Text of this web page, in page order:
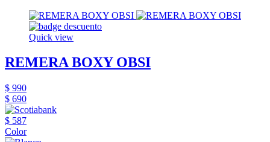
Quick view
REMERA BOXY OBSI
$ 990
$ 690
$ 587
Color